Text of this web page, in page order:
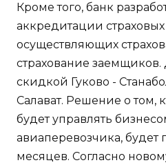
Кроме того, банк
аккредитации
осуществляющих
страхование
скидкой Гуково -
Салават. Решение о том,
будет управлять
авиаперевозчика, будет
месяцев. Согласно